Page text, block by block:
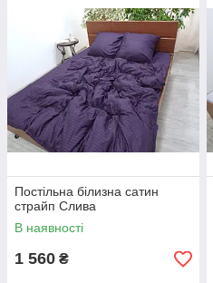
Постільна білизна сатин
страйп Слива
В наявності
1 560 ₴